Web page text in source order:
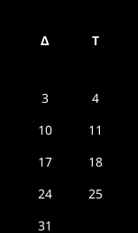
Δ Τ
3
4
10
11
17
18
24
25
31